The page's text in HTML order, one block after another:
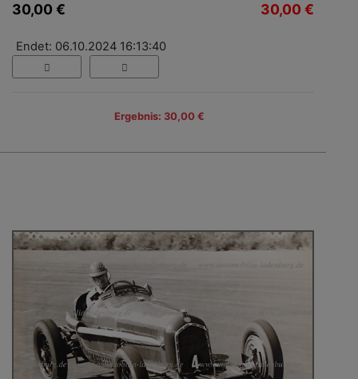
30,00 € 30,00 €
Endet: 06.10.2024 16:13:40
Ergebnis: 30,00 €